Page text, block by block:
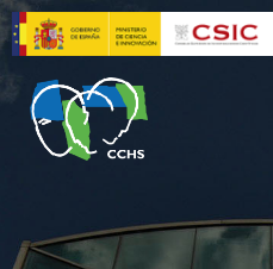
Skip
to
main
content